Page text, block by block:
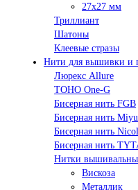
27х27 мм
Триллиант
Шатоны
Клеевые стразы
Нити для вышивки и
Люрекс Аllure
TOHO One-G
Бисерная нить FGB
Бисерная нить
Бисерная нить
Бисерная нить
Нитки
Вискоза
Металлик